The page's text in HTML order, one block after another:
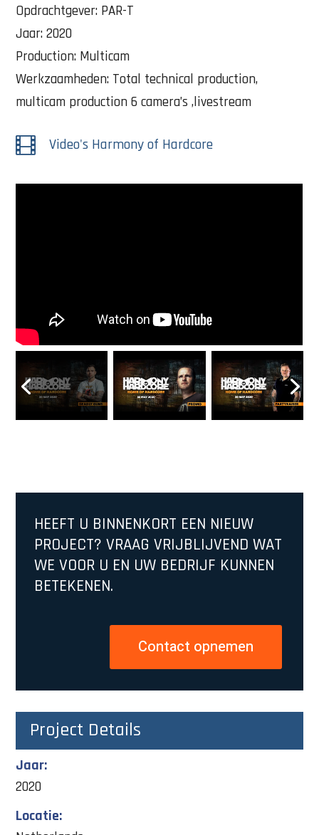
Opdrachtgever: PAR-T
Jaar: 2020
Production: Multicam
Werkzaamheden: Total technical production,
multicam production 6 camera’s ,livestream
 Video's Harmony of Hardcore
HEEFT U BINNENKORT EEN NIEUW
PROJECT? VRAAG VRIJBLIJVEND WAT
WE VOOR U EN UW BEDRIJF KUNNEN
BETEKENEN.
Contact opnemen
Project Details
Jaar:
2020
Locatie: